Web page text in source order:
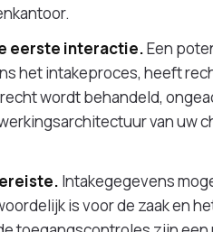
eerste interactie.Een
het intakeproces, heeft
wordt behandeld,
van uw
Intakegegevens
is voor de zaak en